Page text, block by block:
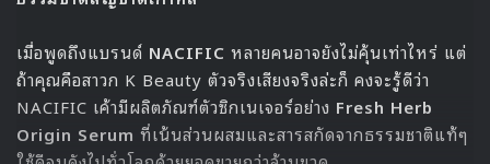
“ฉันเป็นแรปเปอร์ของวงค่ะ แต่ฉันเริ่มต้นร้องเพลงเพราะ
ฉันฝันอยากเป็นนักร้อง ฉันรักการร้องเพลงเพราะอย่าง
นั้นสิ่งนี้จึงเป็นโอกาสที่ล้ำค่าที่สุดสำหรับฉันค่ะ ฉันไม่คิดว่า
จะผ่านเข้ามาได้ถึงรอบที่ 3 แต่ก็มีความสุขมากที่ได้โชว์การ
แสดงทั้งหมดที่ฉันได้เตรียมมาค่ะ”